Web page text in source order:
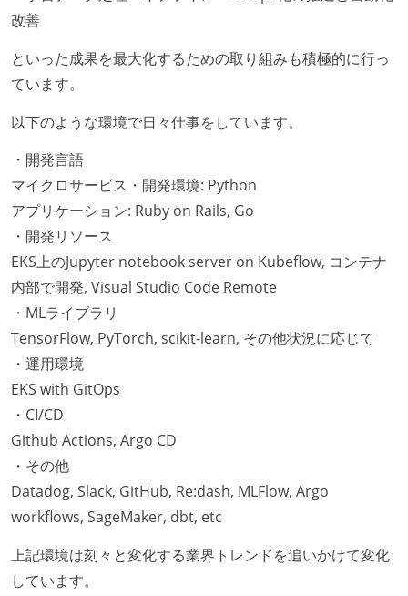
改善
といった成果を最大化するための取り組みも積極的に行っ
ています。
以下のような環境で日々仕事をしています。
・開発言語
マイクロサービス・開発環境: Python
アプリケーション: Ruby on Rails, Go
・開発リソース
EKS上のJupyter notebook server on Kubeflow, コンテナ
内部で開発, Visual Studio Code Remote
・MLライブラリ
TensorFlow, PyTorch, scikit-learn, その他状況に応じて
・運用環境
EKS with GitOps
・CI/CD
Github Actions, Argo CD
・その他
Datadog, Slack, GitHub, Re:dash, MLFlow, Argo
workflows, SageMaker, dbt, etc
上記環境は刻々と変化する業界トレンドを追いかけて変化
しています。